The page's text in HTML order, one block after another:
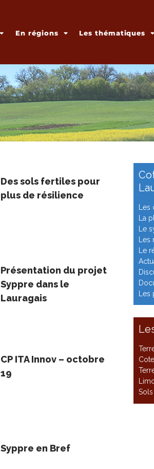
En régions Les thématiques
Des sols fertiles pour
plus de résilience
Présentation du projet
Syppre dans le
Lauragais
CP ITA Innov – octobre
19
Syppre en Bref
Les
La
Le
Les
Le
Les